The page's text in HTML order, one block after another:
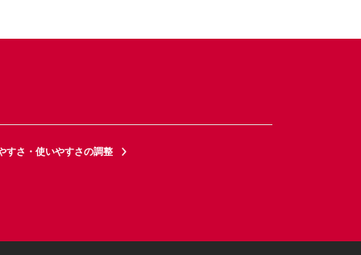
すさ・使いやすさの調整